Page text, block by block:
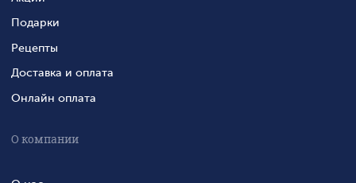
Подарки
Рецепты
Доставка и оплата
Онлайн оплата
О компании